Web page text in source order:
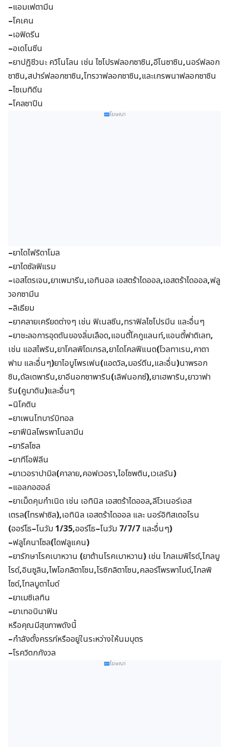
–แอมเฟตามีน
–โคเคน
–เอฟิดรีน
–อเดโนซีน
–ยาปฏิชีวนะ ควิโนโลน เช่น ไซโปรฟลอกซาซิน,อีโนซาซิน,นอร์ฟลอก
ซาซิน,สปาร์ฟลอกซาซิน,โทรวาฟลอกซาซิน,และเกรพนาฟลอกซาซิน
–ไซเมทิดีน
–โคลซาปีน
โฆษณา
–ยาไดไฟริดาโมล
–ยาไดซัลฟิแรม
–เอสโตรเจน,ยาเพมารีน,เอทินอล เอสตร้าไดออล,เอสตร้าไดออล,ฟลู
วอกซามีน
–ลิเธียม
–ยาคลายเครียดต่างๆ เช่น ฟิเนลซีน,ทราฟิลไซโปรมีน และอื่นๆ
–ยาชะลอการอุดตันของลิ่มเลือด,แอนตี้โคกูแลนท์,แอนตี้ฟาติเลท,
เช่น แอสไพริน,ยาโคลพิโดเกรล,ยาไดโคลฟีแนต(โวลทาเรน,คาตา
ฟาม และอื่นๆ)ยาไอบูโพรเฟน(แอดวิล,มอร์ตีน,และอื่น)นาพรอก
ซิน,ดัลเตพารีน,ยาอีนอกซาพาริน(เลิฟนอกซ์),ยาเฮพาริน,ยาวาฟา
ริน(คูมาดิน)และอื่นๆ
–นิโคติน
–ยาเพนโทบาร์บิทอล
–ยาฟีนิลโพรพาโนลามีน
–ยาริลโซล
–ยาทีโอฟิลีน
–ยาเวอราปามิล(คาลาย,คอฟเวอรา,ไอโซพติน,เวเลรัน)
–แอลกอฮอล์
–ยาเม็ดคุมกำเนิด เช่น เอทินิล เอสตร้าไดออล,ลีโวเนอร์เอส
เตรล(ไทรฟาซิล),เอทินิล เอสตร้าไดออล และ นอร์อิทิสเตอโรน
(ออร์โธ–โนวัม 1/35,ออร์โธ–โนวัม 7/7/7 และอื่นๆ)
–ฟลูโคนาโซล(ไดฟลูแคน)
–ยารักษาโรคเบาหวาน (ยาต้านโรคเบาหวาน) เช่น ไกลเมพิไรด์,ไกลบู
ไรด์,อินซูลิน,ไพโอกลิตาโซน,โรซิกลิตาโซน,คลอร์โพรพาไมด์,ไกลพิ
ไซด์,โทลบูตาไมด์
–ยาเมซิเลทิน
–ยาเทอบินาฟิน
หรือคุณมีสุขภาพดังนี้
–กำลังตั้งครรภ์หรืออยู่ในระหว่างให้นมบุตร
–โรควิตกกังวล
โฆษณา